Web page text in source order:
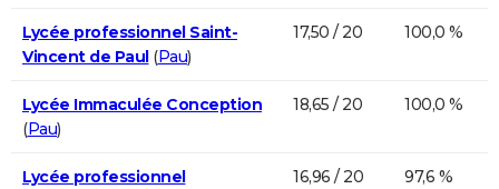
Lycée professionnel Saint-
Vincent de Paul(Pau)
17,50 / 20 100,0 %
Lycée Immaculée Conception
(Pau)
18,65 / 20 100,0 %
Lycée professionnel
16,96 / 20 97,6 %